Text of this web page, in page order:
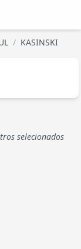
/ KASINSKI
selecionados